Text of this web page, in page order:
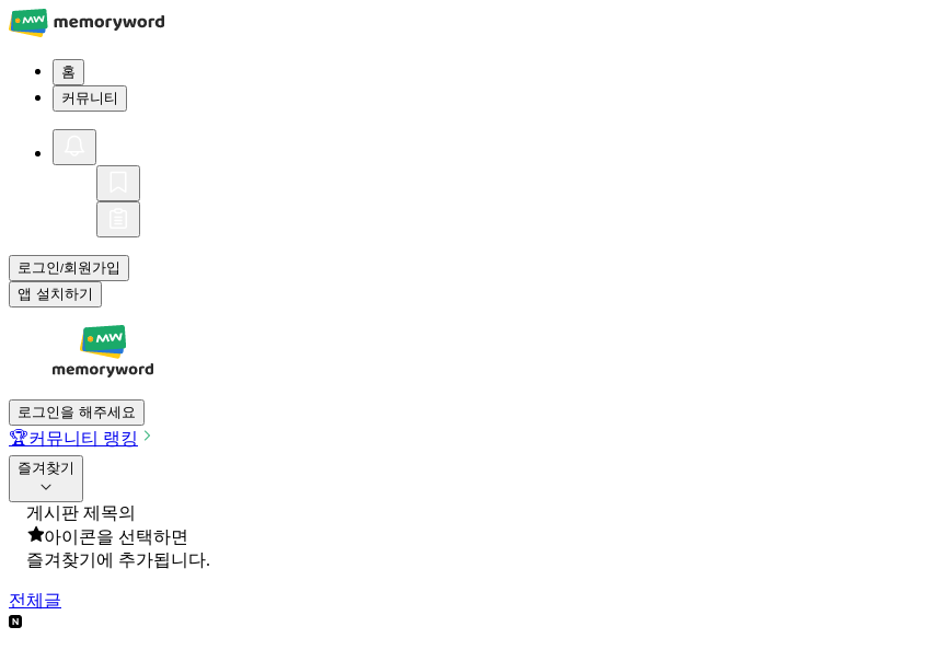
홈
커뮤니티
로그인/회원가입
앱 설치하기
로그인을 해주세요
🏆커뮤니티 랭킹
즐겨찾기
게시판 제목의
아이콘을 선택하면
즐겨찾기에 추가됩니다.
전체글